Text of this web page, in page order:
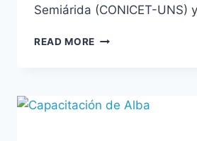
Semiárida (CONICET-UNS)
READ MORE